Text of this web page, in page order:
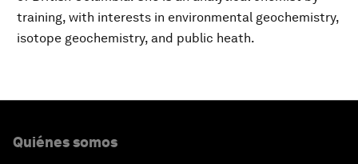
training, with interests in environmental geochemistry,
isotope geochemistry, and public heath.
Quiénes somos